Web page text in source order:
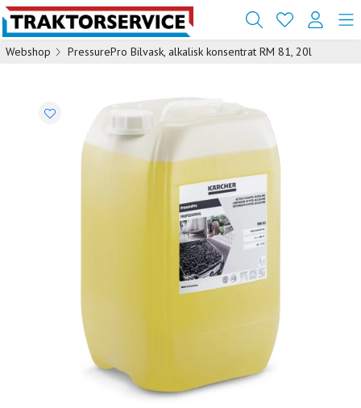
Webshop PressurePro Bilvask, alkalisk konsentrat RM 81, 20l